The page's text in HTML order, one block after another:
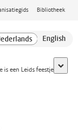
Bibliotheek
een Leids feestje toon